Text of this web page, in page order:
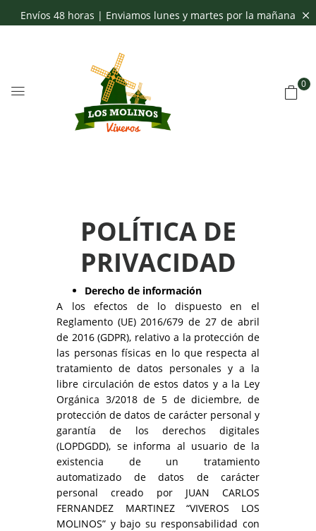
Envíos 48 horas | Enviamos lunes y martes por la mañana
0
POLÍTICA DE
PRIVACIDAD
Derecho de información
A los efectos de lo dispuesto en el
Reglamento (UE) 2016/679 de 27 de abril
de 2016 (GDPR), relativo a la protección de
las personas físicas en lo que respecta al
tratamiento de datos personales y a la
libre circulación de estos datos y a la Ley
Orgánica 3/2018 de 5 de diciembre, de
protección de datos de carácter personal y
garantía de los derechos digitales
(LOPDGDD), se informa al usuario de la
existencia de un tratamiento
automatizado de datos de carácter
personal creado por JUAN CARLOS
FERNANDEZ MARTINEZ “VIVEROS LOS
MOLINOS” y bajo su responsabilidad con